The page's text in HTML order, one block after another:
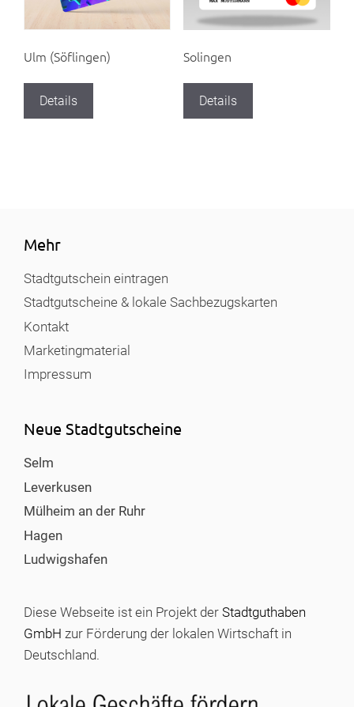
Ulm (Söflingen)
Details
Solingen
Details
Mehr
Stadtgutschein eintragen
Stadtgutscheine & lokale Sachbezugskarten
Kontakt
Marketingmaterial
Impressum
Neue Stadtgutscheine
Selm
Leverkusen
Mülheim an der Ruhr
Hagen
Ludwigshafen
Diese Webseite ist ein Projekt der Stadtguthaben
GmbH zur Förderung der lokalen Wirtschaft in
Deutschland.